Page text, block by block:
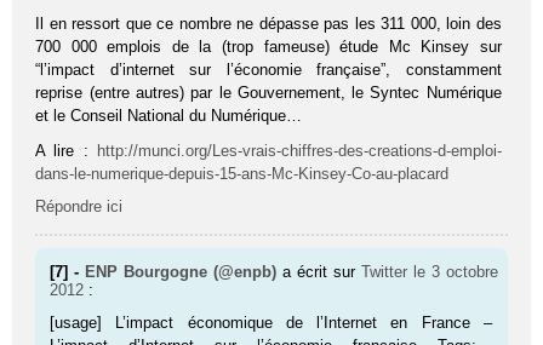
Il en ressort que ce nombre ne dépasse pas les 311 000, loin des
700 000 emplois de la (trop fameuse) étude Mc Kinsey sur
“l’impact d’internet sur l’économie française”, constamment
reprise (entre autres) par le Gouvernement, le Syntec Numérique
et le Conseil National du Numérique…
A lire :
http://munci.org/Les-vrais-chiffres-des-creations-d-emploi-
dans-le-numerique-depuis-15-ans-Mc-Kinsey-Co-au-placard
Répondre ici
[7] - ENP Bourgogne (@enpb) a écrit sur Twitter le 3 octobre
2012 :
[usage] L’impact économique de l’Internet en France –